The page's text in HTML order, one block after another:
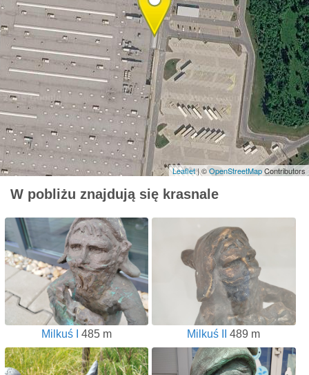
Leaflet| ©OpenStreetMapContributors
W pobliżu znajdują się krasnale
Milkuś I 485 m Milkuś II 489 m